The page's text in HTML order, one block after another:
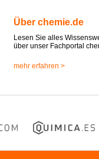
Über chemie.de
Lesen Sie alles
über unser Fachportal
mehr erfahren >